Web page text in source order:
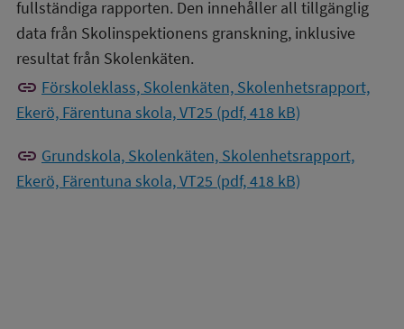
fullständiga rapporten. Den innehåller all tillgänglig
data från Skolinspektionens granskning, inklusive
resultat från Skolenkäten.
link Förskoleklass, Skolenkäten, Skolenhetsrapport,
Ekerö, Färentuna skola, VT25 (pdf, 418 kB)
link Grundskola, Skolenkäten, Skolenhetsrapport,
Ekerö, Färentuna skola, VT25 (pdf, 418 kB)